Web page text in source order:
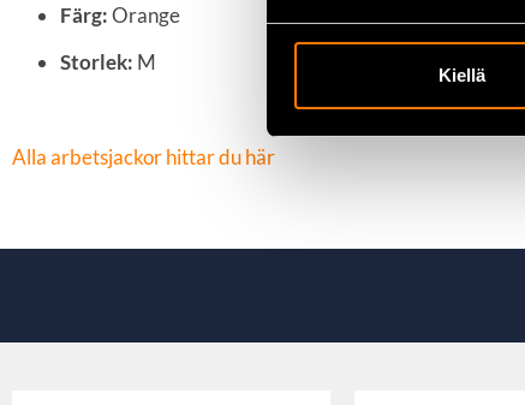
Kiellä
Färg:Orange
Storlek: M
Alla arbetsjackor hittar du här